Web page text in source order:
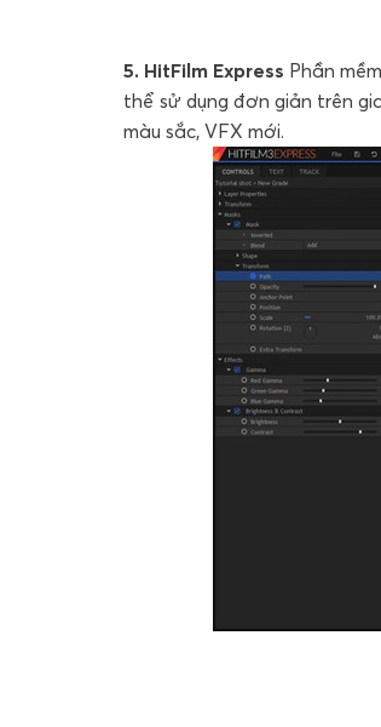
5. HitFilm Express Phần
thể sử dụng đơn giản trên
màu sắc, VFX mới.